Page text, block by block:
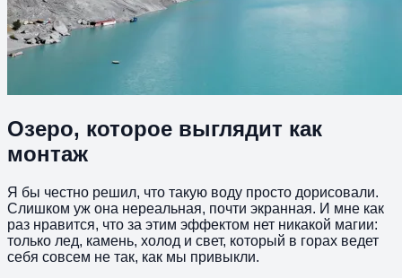
Озеро, которое выглядит как
монтаж
Я бы честно решил, что такую воду просто дорисовали.
Слишком уж она нереальная, почти экранная. И мне как
раз нравится, что за этим эффектом нет никакой магии:
только лед, камень, холод и свет, который в горах ведет
себя совсем не так, как мы привыкли.